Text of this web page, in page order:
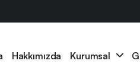
Hakkımızda Kurumsal